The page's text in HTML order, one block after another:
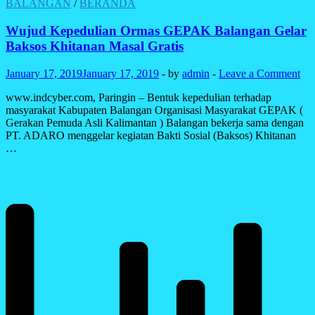
Balangan
Tempat
Ibadah
BALANGAN /BERANDA
Wujud Kepedulian Ormas GEPAK Balangan Gelar
Baksos Khitanan Masal Gratis
January 17, 2019January 17, 2019 - by admin - Leave a Comment
www.indcyber.com, Paringin – Bentuk kepedulian terhadap
masyarakat Kabupaten Balangan Organisasi Masyarakat GEPAK (
Gerakan Pemuda Asli Kalimantan ) Balangan bekerja sama dengan
PT. ADARO menggelar kegiatan Bakti Sosial (Baksos) Khitanan
…